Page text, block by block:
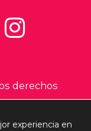
derechos
experiencia en